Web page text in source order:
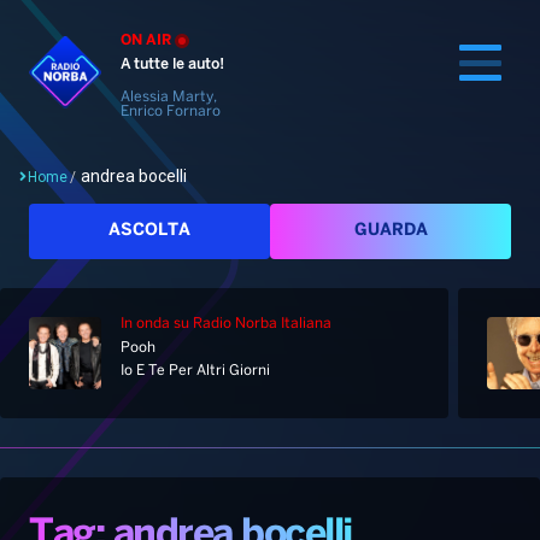
ON AIR
A tutte le auto!
Alessia Marty,
Enrico Fornaro
Home
Palinsesto
Notizie
Home/ andrea bocelli
ASCOLTA GUARDA
In onda su Radio Norba Italiana
Pooh
Io E Te Per Altri Giorni